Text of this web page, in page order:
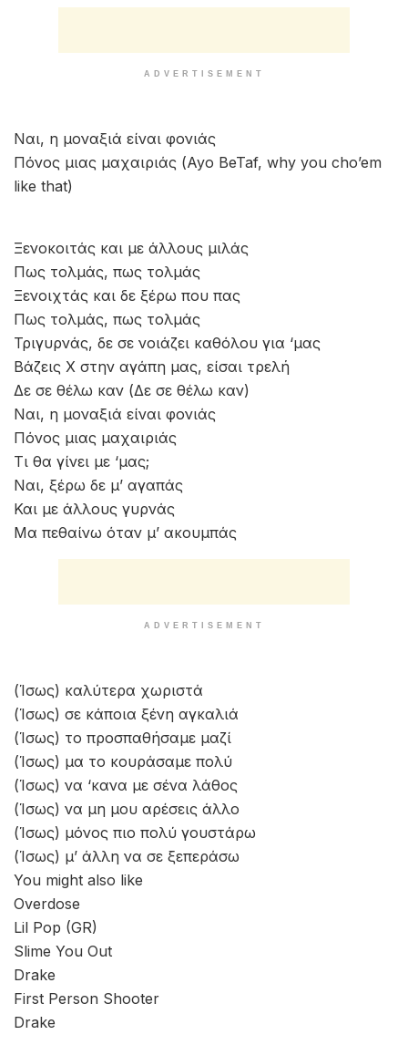
ADVERTISEMENT
Ναι, η μοναξιά είναι φονιάς
Πόνος μιας μαχαιριάς (Ayo BeTaf, why you cho’em
like that)
Ξενοκοιτάς και με άλλους μιλάς
Πως τολμάς, πως τολμάς
Ξενοιχτάς και δε ξέρω που πας
Πως τολμάς, πως τολμάς
Τριγυρνάς, δε σε νοιάζει καθόλου για ‘μας
Βάζεις Χ στην αγάπη μας, είσαι τρελή
Δε σε θέλω καν (Δε σε θέλω καν)
Ναι, η μοναξιά είναι φονιάς
Πόνος μιας μαχαιριάς
Τι θα γίνει με ‘μας;
Ναι, ξέρω δε μ’ αγαπάς
Και με άλλους γυρνάς
Μα πεθαίνω όταν μ’ ακουμπάς
ADVERTISEMENT
(Ίσως) καλύτερα χωριστά
(Ίσως) σε κάποια ξένη αγκαλιά
(Ίσως) το προσπαθήσαμε μαζί
(Ίσως) μα το κουράσαμε πολύ
(Ίσως) να ‘κανα με σένα λάθος
(Ίσως) να μη μου αρέσεις άλλο
(Ίσως) μόνος πιο πολύ γουστάρω
(Ίσως) μ’ άλλη να σε ξεπεράσω
You might also like
Overdose
Lil Pop (GR)
Slime You Out
Drake
First Person Shooter
Drake